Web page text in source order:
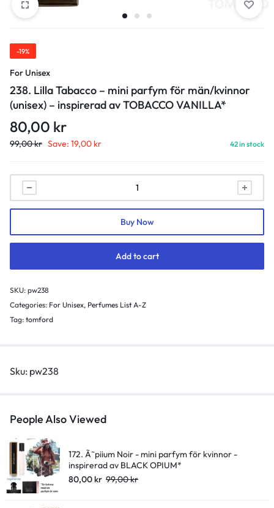
-19%
For Unisex
238. Lilla Tabacco – mini parfym för män/kvinnor
(unisex) – inspirerad av TOBACCO VANILLA*
80,00 kr
99,00kr Save: 19,00 kr 42 in stock
238.
Lilla
Tabacco
mini
för
män/kvinnor
(unisex)
VANILLA*
Add to cart
Buy Now
SKU: pw238
Categories: For Unisex, Perfumes List A-Z
Tag: tomford
Sku: pw238
People Also Viewed
172. Ã˜piium Noir - mini parfym för kvinnor -
inspirerad av BLACK OPIUM*
80,00kr 99,00kr